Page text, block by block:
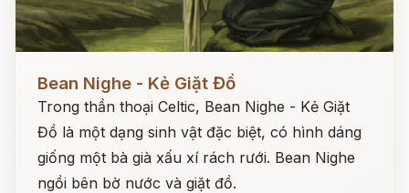
Bean Nighe - Kẻ Giặt Đồ
Trong thần thoại Celtic, Bean Nighe - Kẻ Giặt
Đồ là một dạng sinh vật đặc biệt, có hình dáng
giống một bà già xấu xí rách rưới. Bean Nighe
ngồi bên bờ nước và giặt đồ.